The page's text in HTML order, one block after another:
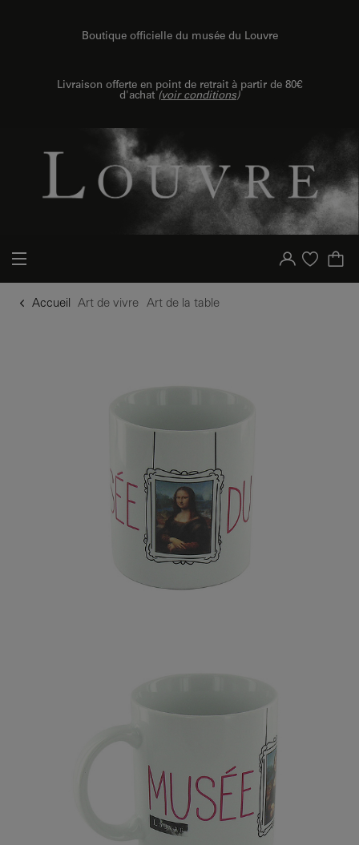
Boutique officielle du musée du Louvre
Livraison offerte en point de retrait à partir de 80€
d'achat (voir conditions)
Votre compte
Liste d'achat
Accueil Art de vivre Art de la table